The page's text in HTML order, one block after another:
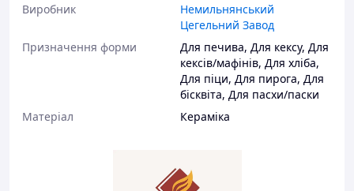
Виробник
Немильнянський
Цегельний Завод
Призначення форми
Для печива, Для кексу, Для
кексів/мафінів, Для хліба,
Для піци, Для пирога, Для
бісквіта, Для пасхи/паски
Матеріал
Кераміка